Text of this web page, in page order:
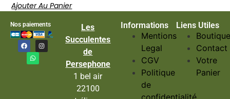
Ajouter Au Panier
Nos paiements
Les
Succulentes
de
Persephone
1 bel air
22100
Informations
Mentions
Legal
CGV
Politique
de
Liens Utiles
Contact
Votre
Panier